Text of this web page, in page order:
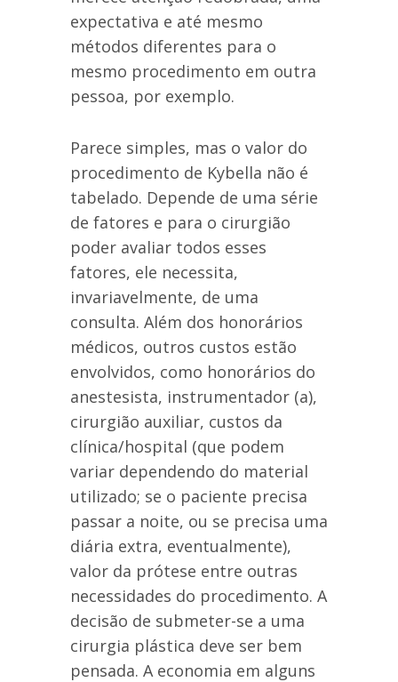
expectativa e até mesmo
métodos diferentes para o
mesmo procedimento em outra
pessoa, por exemplo.
Parece simples, mas o valor do
procedimento de Kybella não é
tabelado. Depende de uma série
de fatores e para o cirurgião
poder avaliar todos esses
fatores, ele necessita,
invariavelmente, de uma
consulta. Além dos honorários
médicos, outros custos estão
envolvidos, como honorários do
anestesista, instrumentador (a),
cirurgião auxiliar, custos da
clínica/hospital (que podem
variar dependendo do material
utilizado; se o paciente precisa
passar a noite, ou se precisa uma
diária extra, eventualmente),
valor da prótese entre outras
necessidades do procedimento. A
decisão de submeter-se a uma
cirurgia plástica deve ser bem
pensada. A economia em alguns